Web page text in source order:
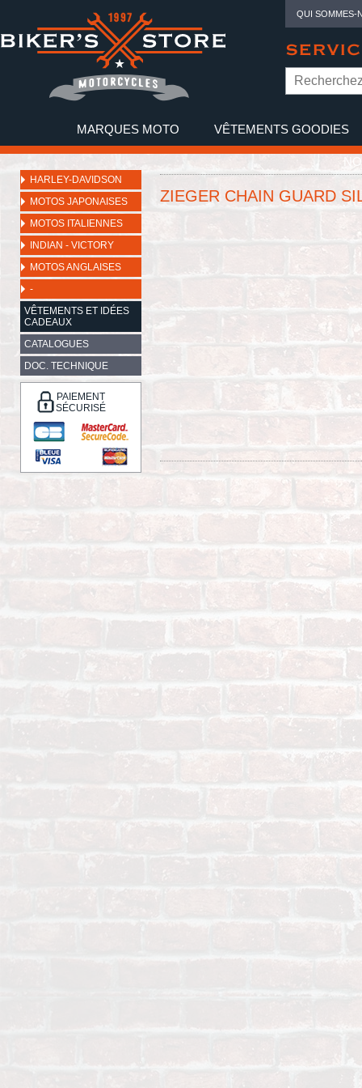
QUI SOMMES-
MARQUES MOTO VÊTEMENTS GOODIES
HARLEY-DAVIDSON
MOTOS JAPONAISES
MOTOS ITALIENNES
INDIAN - VICTORY
MOTOS ANGLAISES
-
VÊTEMENTS ET IDÉES
CADEAUX
CATALOGUES
DOC. TECHNIQUE
PAIEMENT
SÉCURISÉ
ZIEGER CHAIN GUARD